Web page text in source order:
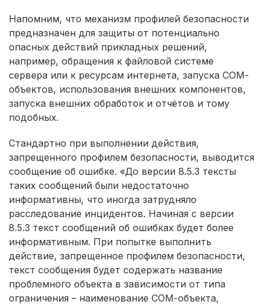
Напомним, что механизм профилей безопасности
предназначен для защиты от потенциально
опасных действий прикладных решений,
например, обращения к файловой системе
сервера или к ресурсам интернета, запуска СОМ-
объектов, использования внешних компонентов,
запуска внешних обработок и отчётов и тому
подобных.
Стандартно при выполнении действия,
запрещенного профилем безопасности, выводится
сообщение об ошибке. «До версии 8.5.3 тексты
таких сообщений были недостаточно
информативны, что иногда затрудняло
расследование инцидентов. Начиная с версии
8.5.3 текст сообщений об ошибках будет более
информативным. При попытке выполнить
действие, запрещенное профилем безопасности,
текст сообщения будет содержать название
проблемного объекта в зависимости от типа
ограничения – наименование СОМ-объекта,